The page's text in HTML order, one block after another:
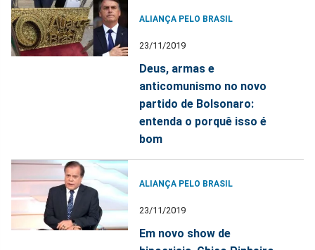
ALIANÇA PELO BRASIL
23/11/2019
Deus, armas e
anticomunismo no novo
partido de Bolsonaro:
entenda o porquê isso é
bom
ALIANÇA PELO BRASIL
23/11/2019
Em novo show de